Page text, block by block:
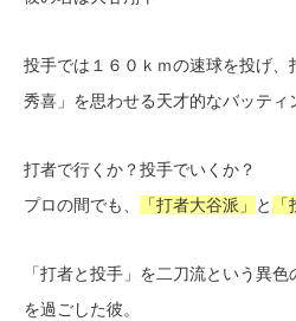
投手では１６０ｋｍの速球を投げ
秀喜」を思わせる天才的なバッティ
打者で行くか？投手でいくか？
プロの間でも、
「打者大谷派」 と
「打者と投手」を二刀流という異
を過ごした彼。